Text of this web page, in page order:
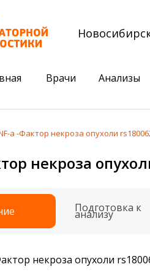
Врачи Анализы
Акции
Комплексный
Сдать клеща на
a -Фактор некроза опухоли
некроза
Подготовка к
анализу
некроза опухоли